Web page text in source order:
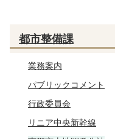
都市整備課
業務案内
パブリックコメント
行政委員会
リニア中央新幹線